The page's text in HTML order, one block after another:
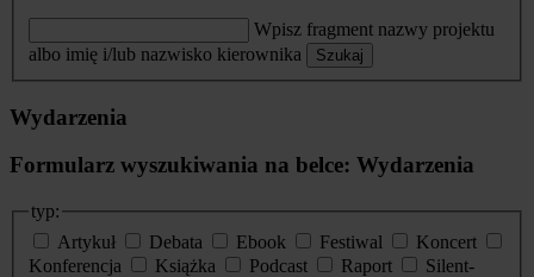
Wpisz fragment nazwy projektu
albo imię i/lub nazwisko kierownika
Szukaj
Wydarzenia
Formularz wyszukiwania na belce: Wydarzenia
typ:
Artykuł
Debata Ebook Festiwal
Koncert
Konferencja
Książka Podcast Raport
Silent-